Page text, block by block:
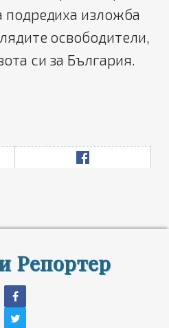
подредиха изложба
освободители,
си за България.
Репортер